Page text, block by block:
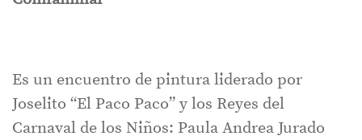
Es un encuentro de pintura liderado por
Joselito “El Paco Paco” y los Reyes del
Carnaval de los Niños: Paula Andrea Jurado